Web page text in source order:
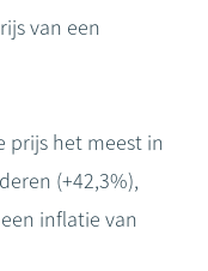
van een
prijs het meest in
(+42,3%),
inflatie van